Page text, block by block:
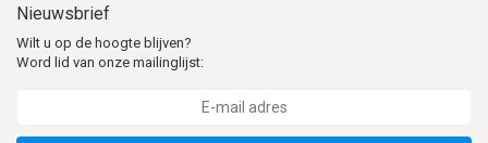
Nieuwsbrief
Wilt u op de hoogte blijven?
Word lid van onze mailinglijst: